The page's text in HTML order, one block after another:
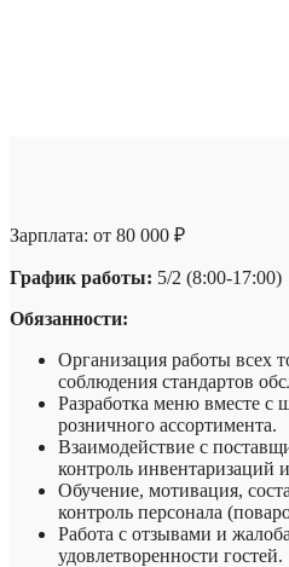
Зарплата: от 80 000 ₽
График работы: 5/2 (8:00-17:00)
Обязанности:
Организация работы всех
соблюдения стандартов
Разработка меню вместе с
розничного ассортимента.
Взаимодействие с
контроль инвентаризаций
Обучение, мотивация,
контроль персонала
Работа с отзывами и
удовлетворенности гостей.